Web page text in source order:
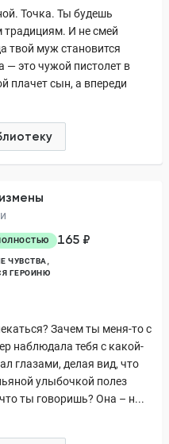
Точка. Ты будешь
традициям. И не смей
твой муж становится
— это чужой пистолет в
плачет сын, а впереди
165 ₽
ЧУВСТВА
ГЕРОИНЮ
Зачем ты меня-то с
наблюдала тебя с какой-
глазами, делая вид, что
улыбочкой полез
ты говоришь? Она – н...